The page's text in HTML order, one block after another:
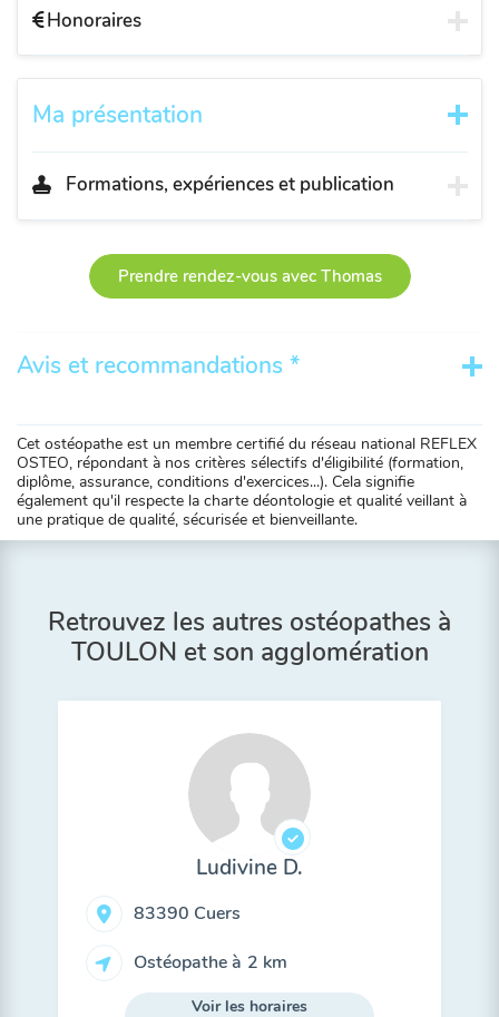
Honoraires
Ma présentation
Formations, expériences et publication
Prendre rendez-vous avec Thomas
Avis et recommandations *
Cet ostéopathe est un membre certifié du réseau national REFLEX
OSTEO, répondant à nos critères sélectifs d'éligibilité (formation,
diplôme, assurance, conditions d'exercices...). Cela signifie
également qu'il respecte la charte déontologie et qualité veillant à
une pratique de qualité, sécurisée et bienveillante.
Retrouvez les autres ostéopathes à
TOULON et son agglomération
Ludivine D.
83390 Cuers
Ostéopathe à 2 km
Voir les horaires